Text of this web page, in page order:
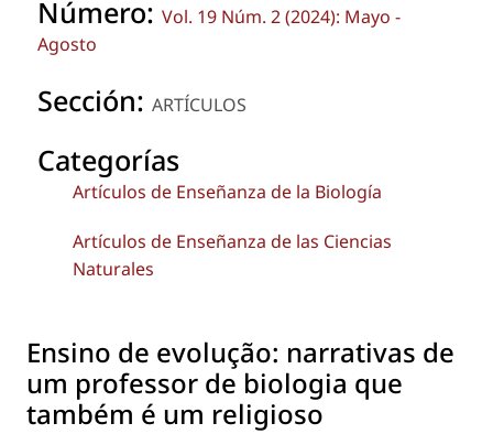
Número: Vol. 19 Núm. 2 (2024): Mayo -
Agosto
Sección: ARTÍCULOS
Categorías
Artículos de Enseñanza de la Biología
Artículos de Enseñanza de las Ciencias
Naturales
Ensino de evolução: narrativas de
um professor de biologia que
também é um religioso